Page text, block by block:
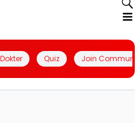
Quiz Join Community